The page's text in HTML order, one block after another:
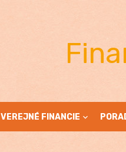
VEREJNÉ FINANCIE